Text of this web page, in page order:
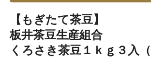
【もぎたて茶豆】
板井茶豆生産組合
くろさき茶豆１ｋｇ３入（